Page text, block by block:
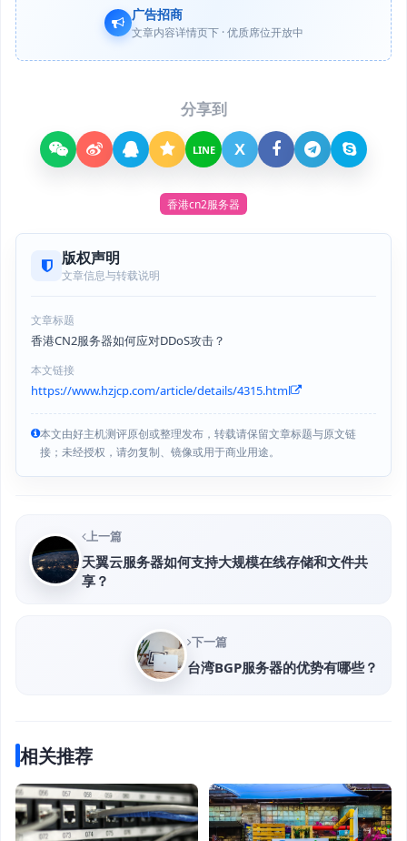
广告招商
文章内容详情页下 · 优质席位开放中
分享到
LINE X
香港cn2服务器
版权声明
文章信息与转载说明
文章标题
香港CN2服务器如何应对DDoS攻击？
本文链接
https://www.hzjcp.com/article/details/4315.html
本文由好主机测评原创或整理发布，转载请保留文章标题与原文链
接；未经授权，请勿复制、镜像或用于商业用途。
上一篇
天翼云服务器如何支持大规模在线存储和文件共
享？
下一篇
台湾BGP服务器的优势有哪些？
相关推荐